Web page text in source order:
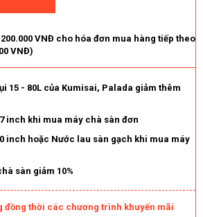
VNĐ cho hóa đơn mua hàng tiếp theo
VNĐ)
15 - 80L của Kumisai, Palada giảm thêm
inch khi mua máy chà sàn đơn
inch hoặc Nước lau sàn gạch khi mua máy
sàn giảm 10%
đồng thời các chương trình khuyến mãi